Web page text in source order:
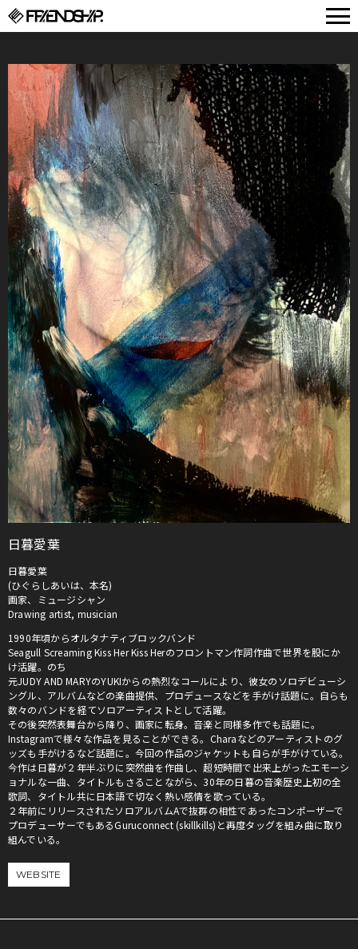
日暮愛葉
日暮愛葉
(ひぐらしあいは、本名)
画家、ミュージシャン
Drawing artist, musician
1990年頃からオルタナティブロックバンド
Seagull Screaming Kiss Her Kiss Herのフロントマン作詞作曲で世界を股にか
け活躍。のち
元JUDY AND MARYのYUKIからの熱烈なコールにより、彼女のソロデビューシ
ングル、アルバムなどの楽曲提供、プロデュースなどを手がけ話題に。自らも
数々のバンドを経てソロアーティストとして活躍。
その後突然表舞台から降り、画家に転身。音楽と同様多作でも話題に。
Instagramで様々な作品を見ることができる。Charaなどのアーティストのグ
ッズも手がけるなど話題に。今回の作品のジャケットも自らが手がけている。
今作は日暮が２年半ぶりに突然曲を作曲し、超短時間で出来上がったエモーシ
ョナルな一曲、タイトルもさることながら、30年の日暮の音楽歴史上初の全
歌詞、タイトル共に日本語で切なく熱い感情を歌っている。
２年前にリリースされたソロアルバムAで抜群の相性であったコンポーザーで
プロデューサーでもあるGuruconnect (skillkills)と再度タッグを組み曲に取り
組んでいる。
WEBSITE